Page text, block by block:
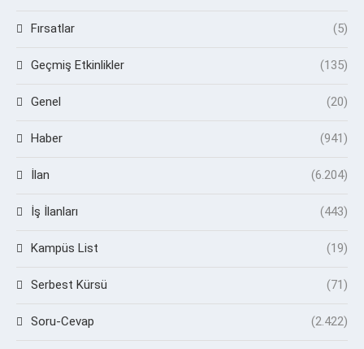
Fırsatlar (5)
Geçmiş Etkinlikler (135)
Genel (20)
Haber (941)
İlan (6.204)
İş İlanları (443)
Kampüs List (19)
Serbest Kürsü (71)
Soru-Cevap (2.422)